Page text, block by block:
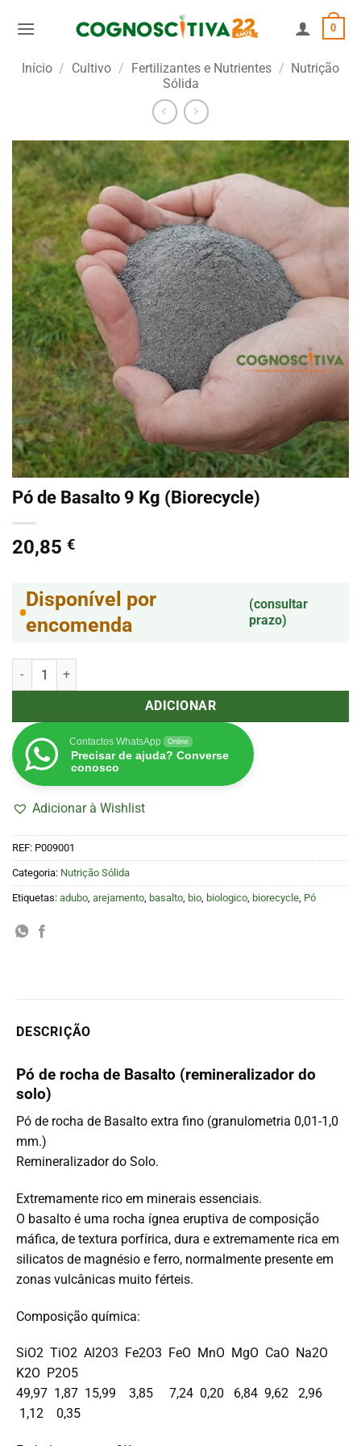
0
Início / Cultivo / Fertilizantes e Nutrientes / Nutrição
Sólida
Pó de Basalto 9 Kg (Biorecycle)
20,85 €
Disponível por
encomenda
(consultar
prazo)
Quantidade de Pó de Basalto 9 Kg (Biorecycle)
ADICIONAR
Contactos WhatsApp Online
Precisar de ajuda? Converse
conosco
Adicionar à Wishlist
REF: P009001
Categoria: Nutrição Sólida
Etiquetas: adubo arejamento basalto bio biologico biorecycle Pó
DESCRIÇÃO
Pó de rocha de Basalto (remineralizador do
solo)
Pó de rocha de Basalto extra fino (granulometria 0,01-1,0
mm.)
Remineralizador do Solo.
Extremamente rico em minerais essenciais.
O basalto é uma rocha ígnea eruptiva de composição
máfica, de textura porfírica, dura e extremamente rica em
silicatos de magnésio e ferro, normalmente presente em
zonas vulcânicas muito férteis.
Composição química:
SiO2 TiO2 Al2O3 Fe2O3 FeO MnO MgO CaO Na2O
K2O P2O5
49,97 1,87 15,99 3,85 7,24 0,20 6,84 9,62 2,96
1,12 0,35